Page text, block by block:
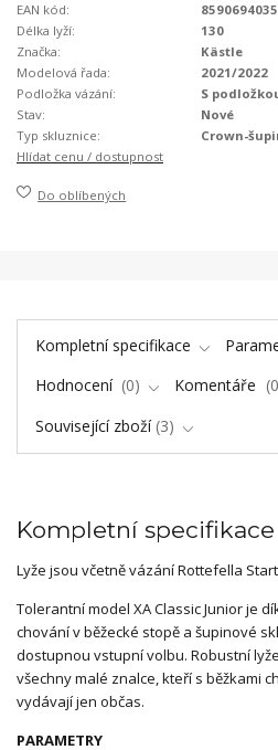
EAN kód:
Délka lyží:
130
Značka:
Kästle
Modelová řada:
2021/2022
Podložka vázání:
S
Stav:
Nové
Typ skluznice:
Crown-
Hlídat cenu / dostupnost
Do oblíbených
Kompletní specifikace
Hodnocení
0 Komentáře
0
Související zboží 3
Kompletní specifikace
Lyže jsou včetně vázání Rottefella Start
Tolerantní model XA Classic Junior je
chování v běžecké stopě a šupinové
dostupnou vstupní volbu. Robustní
všechny malé znalce, kteří s běžkami
vydávají jen občas.
PARAMETRY